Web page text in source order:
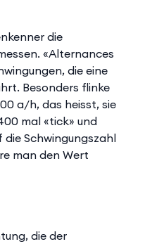
die
«Alternances
die eine
Besonders flinke
a/h, das heisst, sie
mal «tick» und
Schwingungszahl
man den Wert
die der